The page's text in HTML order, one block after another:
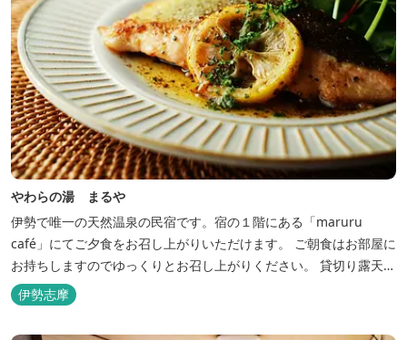
やわらの湯 まるや
伊勢で唯一の天然温泉の民宿です。宿の１階にある「maruru
café」にてご夕食をお召し上がりいただけます。 ご朝食はお部屋に
お持ちしますのでゆっくりとお召し上がりください。 貸切り露天風
呂完備、駅近、夫婦岩まで徒歩15分です。
伊勢志摩